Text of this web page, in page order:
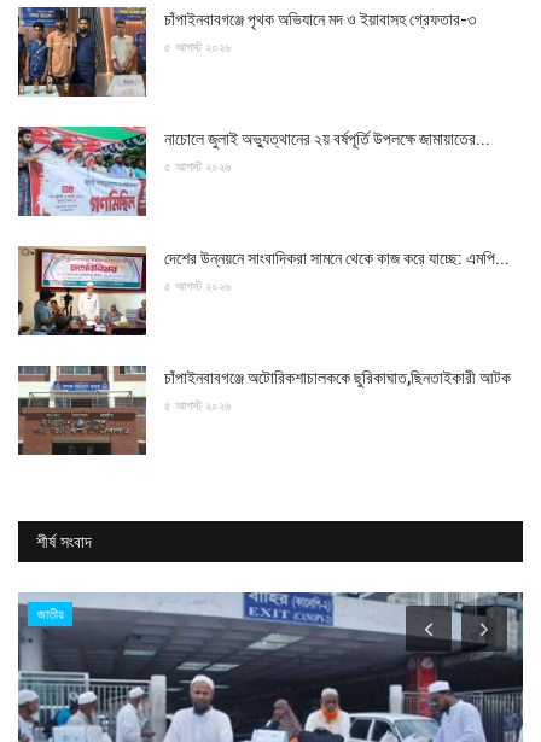
চাঁপাইনবাবগঞ্জে পৃথক অভিযানে মদ ও ইয়াবাসহ গ্রেফতার-৩
৫ আগস্ট ২০২৬
নাচোলে জুলাই অভ্যুত্থানের ২য় বর্ষপূর্তি উপলক্ষে জামায়াতের...
৫ আগস্ট ২০২৬
দেশের উন্নয়নে সাংবাদিকরা সামনে থেকে কাজ করে যাচ্ছে: এমপি...
৫ আগস্ট ২০২৬
চাঁপাইনবাবগঞ্জে অটোরিকশাচালককে ছুরিকাঘাত,ছিনতাইকারী আটক
৫ আগস্ট ২০২৬
শীর্ষ সংবাদ
জাতীয়